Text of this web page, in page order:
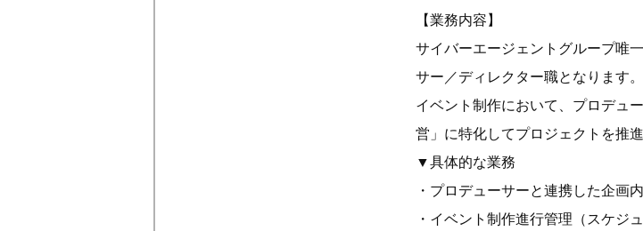
【業務内容】
サイバーエージェントグループ唯
サー／ディレクター職となります。
イベント制作において、プロデュ
営」に特化してプロジェクトを推進
▼具体的な業務
・プロデューサーと連携した企画
・イベント制作進行管理（スケジ